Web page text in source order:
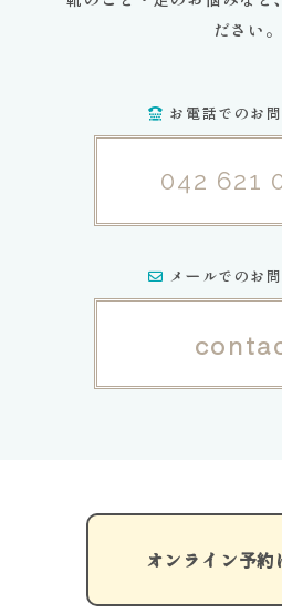
ださい。
お電話でのお
042 621
メールでのお
オンライン予約